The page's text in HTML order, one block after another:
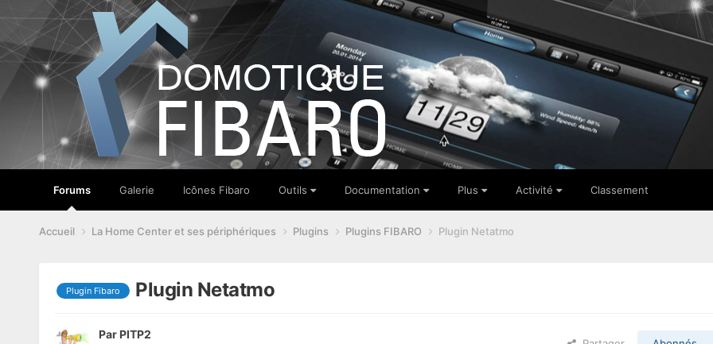
Forums Galerie Icônes Fibaro Outils Documentation Plus Activité Classement
Accueil La Home Center et ses périphériques Plugins Plugins FIBARO Plugin Netatmo
Plugin Fibaro Plugin Netatmo
Par PITP2